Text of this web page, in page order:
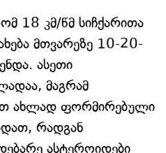
18 კმ/წმ სიჩქარითა
მთვარეზე 10-20-
ასეთი
მაგრამ
ახლად ფორმირებული
რადგან
ასტეროიდები